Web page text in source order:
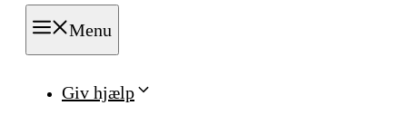
Menu
Giv hjælp